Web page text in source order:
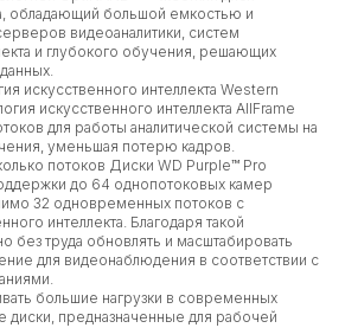
обладающий большой емкостью и
видеоаналитики, систем
и глубокого обучения, решающих
искусственного интеллекта Western
искусственного интеллекта AllFrame
для работы аналитической системы на
уменьшая потерю кадров.
потоков Диски WD Purple™ Pro
до 64 однопотоковых камер
32 одновременных потоков с
интеллекта. Благодаря такой
без труда обновлять и масштабировать
для видеонаблюдения в соответствии с
большие нагрузки в современных
диски, предназначенные для рабочей